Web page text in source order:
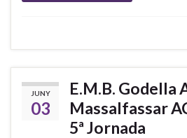
JUNY
03
E.M.B. Godella
Massalfassar
5ª Jornada